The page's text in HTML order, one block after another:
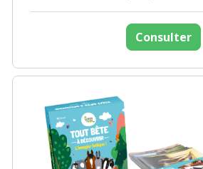
Consulter